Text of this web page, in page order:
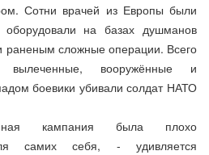
Сотни врачей из Европы были
на базах душманов
раненым сложные операции. Всего
вылеченные, вооружённые и
боевики убивали солдат НАТО
кампания была плохо
самих себя, - удивляется